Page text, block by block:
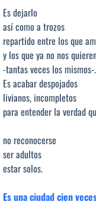
Es dejarlo
así como a trozos
repartido entre los que
y los que ya no nos
-tantas veces los mismos-.
Es acabar despojados
livianos, incompletos
para entender la verdad
no reconocerse
ser adultos
estar solos.
Es una ciudad cien